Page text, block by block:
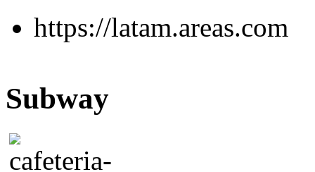
https://latam.areas.com
Subway